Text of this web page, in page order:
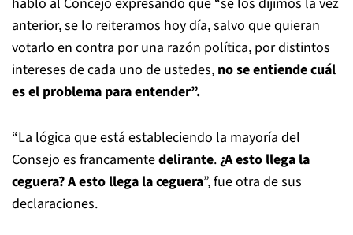
anterior, se lo reiteramos hoy día, salvo que quieran
votarlo en contra por una razón política, por distintos
intereses de cada uno de ustedes, no se entiende cuál
es el problema para entender”.
“La lógica que está estableciendo la mayoría del
Consejo es francamentedelirante.¿A esto llega la
ceguera? A esto llega la ceguera”, fue otra de sus
declaraciones.